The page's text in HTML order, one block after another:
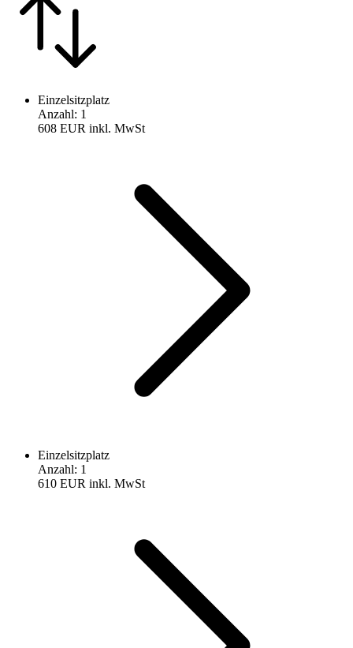
Einzelsitzplatz
Anzahl: 1
608 EUR inkl. MwSt
Einzelsitzplatz
Anzahl: 1
610 EUR inkl. MwSt